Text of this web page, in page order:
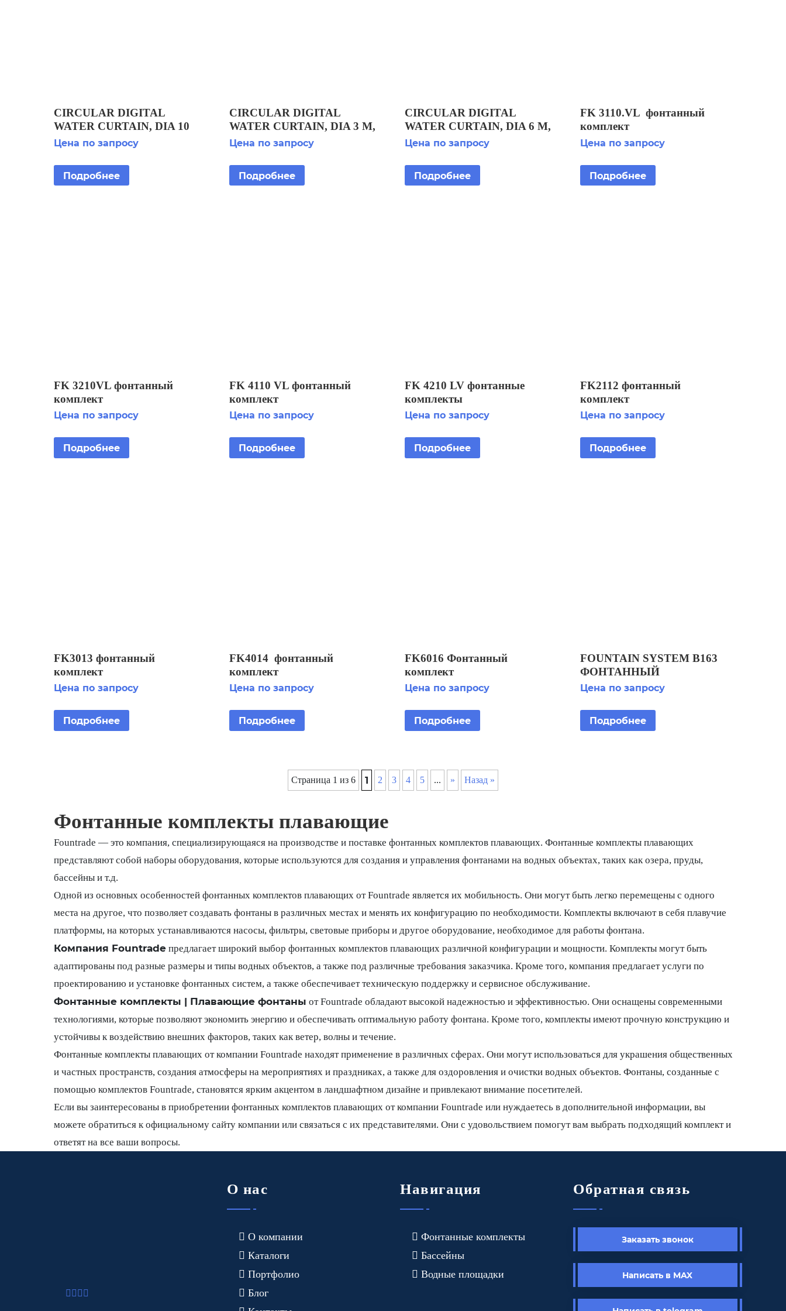
CIRCULAR DIGITAL
WATER CURTAIN, DIA 10
M, BASIC
(F8121104) КРУГОВОЙ
ЦИФРОВОЙ ЗАНАВЕС
Цена по запросу
Подробнее
CIRCULAR DIGITAL
WATER CURTAIN, DIA 3 M,
BASIC CONFIGURATION
ЦИФРОВОЙ ЗАНАВЕС
Цена по запросу
Подробнее
CIRCULAR DIGITAL
WATER CURTAIN, DIA 6 M,
BASIC CONFIGURATION
ЦИФРОВОЙ ЗАНАВЕС
Цена по запросу
Подробнее
FK 3110.VL фонтанный
комплект
Цена по запросу
Подробнее
FK 3210VL фонтанный
комплект
Цена по запросу
Подробнее
FK 4110 VL фонтанный
комплект
Цена по запросу
Подробнее
FK 4210 LV фонтанные
комплекты
Цена по запросу
Подробнее
FK2112 фонтанный
комплект
Цена по запросу
Подробнее
FK3013 фонтанный
комплект
Цена по запросу
Подробнее
FK4014 фонтанный
комплект
Цена по запросу
Подробнее
FK6016 Фонтанный
комплект
Цена по запросу
Подробнее
FOUNTAIN SYSTEM B163
ФОНТАННЫЙ
КОМПЛЕКТ
Цена по запросу
Подробнее
Страница 1 из 6 1 2 3 4 5 ... » Назад »
Фонтанные комплекты плавающие
Fountrade — это компания, специализирующаяся на производстве и поставке фонтанных комплектов плавающих. Фонтанные комплекты плавающих
представляют собой наборы оборудования, которые используются для создания и управления фонтанами на водных объектах, таких как озера, пруды,
бассейны и т.д.
Одной из основных особенностей фонтанных комплектов плавающих от Fountrade является их мобильность. Они могут быть легко перемещены с одного
места на другое, что позволяет создавать фонтаны в различных местах и менять их конфигурацию по необходимости. Комплекты включают в себя плавучие
платформы, на которых устанавливаются насосы, фильтры, световые приборы и другое оборудование, необходимое для работы фонтана.
Компания Fountradeпредлагает широкий выбор фонтанных комплектов плавающих различной конфигурации и мощности. Комплекты могут быть
адаптированы под разные размеры и типы водных объектов, а также под различные требования заказчика. Кроме того, компания предлагает услуги по
проектированию и установке фонтанных систем, а также обеспечивает техническую поддержку и сервисное обслуживание.
Фонтанные комплекты | Плавающие фонтаны от Fountrade обладают высокой надежностью и эффективностью. Они оснащены современными
технологиями, которые позволяют экономить энергию и обеспечивать оптимальную работу фонтана. Кроме того, комплекты имеют прочную конструкцию и
устойчивы к воздействию внешних факторов, таких как ветер, волны и течение.
Фонтанные комплекты плавающих от компании Fountrade находят применение в различных сферах. Они могут использоваться для украшения общественных
и частных пространств, создания атмосферы на мероприятиях и праздниках, а также для оздоровления и очистки водных объектов. Фонтаны, созданные с
помощью комплектов Fountrade, становятся ярким акцентом в ландшафтном дизайне и привлекают внимание посетителей.
Если вы заинтересованы в приобретении фонтанных комплектов плавающих от компании Fountrade или нуждаетесь в дополнительной информации, вы
можете обратиться к официальному сайту компании или связаться с их представителями. Они с удовольствием помогут вам выбрать подходящий комплект и
ответят на все ваши вопросы.
О нас
О компании
Каталоги
Портфолио
Блог
Навигация
Фонтанные комплекты
Бассейны
Водные площадки
Обратная связь
Заказать звонок
Написать в MAX